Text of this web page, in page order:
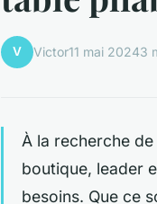
V Victor11 mai 20243
À la recherche
boutique, leader
besoins. Que ce